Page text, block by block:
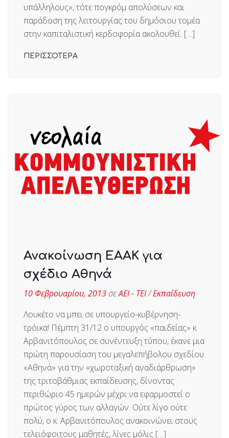
υπάλληλους», τότε πογκρόμ απολύσεων και
παράδοση της λειτουργίας του δημόσιου τομέα
στην καπιταλιστική κερδοφορία ακολουθεί. […]
ΠΕΡΙΣΣΟΤΕΡΑ
Ανακοίνωση ΕΑΑΚ για
σχέδιο Αθηνά
10 Φεβρουαρίου, 2013σεΑΕΙ - ΤΕΙ/Εκπαίδευση
Λουκέτο να μπει σε υπουργείο-κυβέρνηση-
τρόικα! Πέμπτη 31/12 ο υπουργός «παιδείας» κ.
Αρβανιτόπουλος σε συνέντευξη τύπου, έκανε μια
πρώτη παρουσίαση του μεγαλεπήβολου σχεδίου
«Αθηνά» για την «χωροταξική αναδιάρθρωση»
της τριτοβάθμιας εκπαίδευσης, δίνοντας
περιθώριο 45 ημερών μέχρι να εφαρμοστεί ο
πρώτος γύρος των αλλαγών. Ούτε λίγο ούτε
πολύ, ο κ. Αρβανιτόπουλος ανακοινώνει στους
τελειόφοιτους μαθητές, λίγες μόλις […]